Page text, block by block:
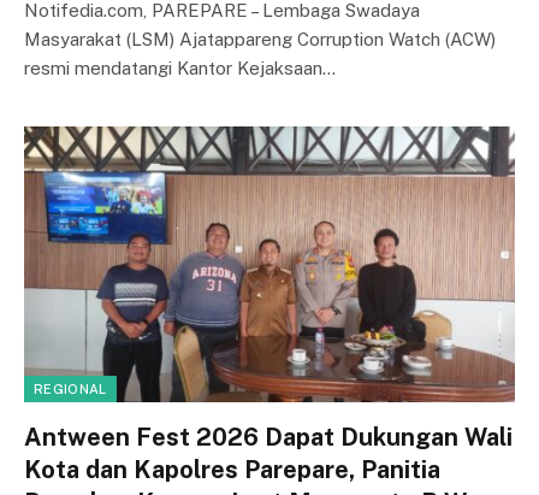
Notifedia.com, PAREPARE – Lembaga Swadaya
Masyarakat (LSM) Ajatappareng Corruption Watch (ACW)
resmi mendatangi Kantor Kejaksaan…
REGIONAL
Antween Fest 2026 Dapat Dukungan Wali
Kota dan Kapolres Parepare, Panitia